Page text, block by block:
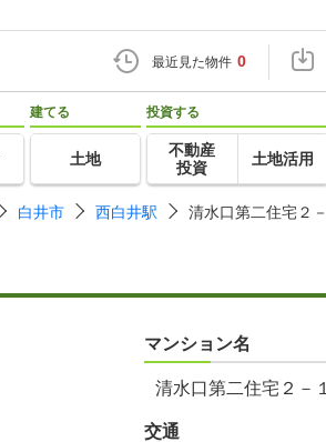
最近見た物件 0
建てる
土地
投資する
不動産
投資
土地活用
白井市 西白井駅 清水口第二住宅２
マンション名
清水口第二住宅２－
交通